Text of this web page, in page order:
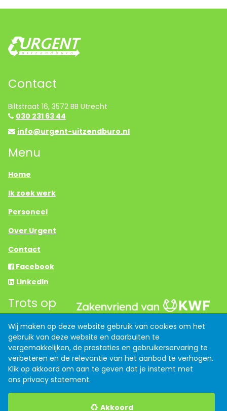
Contact
Biltstraat 16, 3572 BB Utrecht
030 231 63 44
info@urgent-uitzendburo.nl
Menu
Home
Ik zoek werk
Personeel
Over Urgent
Contact
Facebook
LinkedIn
Trots op
Links
Anti discriminatiebeleid
Algemene voorwaarden
Privacy verklaring
Wij maken op deze website gebruik van cookies om het
gebruik van deze website en daarbuiten te
vergemakkelijken, de prestaties en gebruikerservaring te
verbeteren en de relevantie van het aanbod te verhogen.
Klik op akkoord om aan te geven dat je instemt met
ons privacy statement.
Akkoord